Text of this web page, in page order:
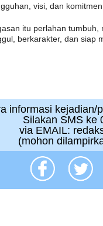
visi, dan komitmen
itu perlahan
berkarakter, dan siap
informasi
Silakan SMS ke
via EMAIL:
(mohon